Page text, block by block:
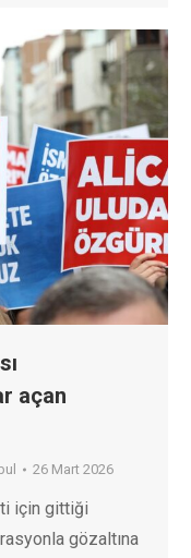
açan
26 Mart 2026
için gittiği
gözaltına